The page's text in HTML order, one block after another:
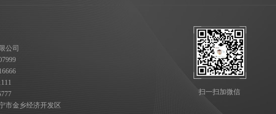
公司
市金乡经济开发区
扫一扫加微信